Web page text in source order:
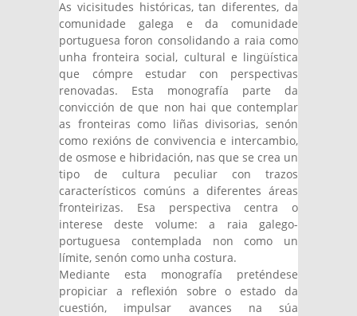
As vicisitudes históricas, tan diferentes, da
comunidade galega e da comunidade
portuguesa foron consolidando a raia como
unha fronteira social, cultural e lingüística
que cómpre estudar con perspectivas
renovadas. Esta monografía parte da
convicción de que non hai que contemplar
as fronteiras como liñas divisorias, senón
como rexións de convivencia e intercambio,
de osmose e hibridación, nas que se crea un
tipo de cultura peculiar con trazos
característicos comúns a diferentes áreas
fronteirizas. Esa perspectiva centra o
interese deste volume: a raia galego-
portuguesa contemplada non como un
límite, senón como unha costura.
Mediante esta monografía preténdese
propiciar a reflexión sobre o estado da
cuestión, impulsar avances na súa